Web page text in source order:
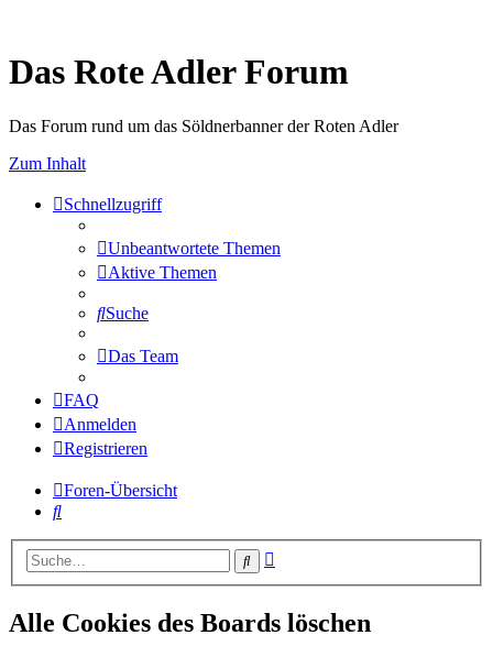
Das Rote Adler Forum
Das Forum rund um das Söldnerbanner der Roten Adler
Zum Inhalt
Schnellzugriff
Unbeantwortete Themen
Aktive Themen
Suche
Das Team
FAQ
Anmelden
Registrieren
Foren-Übersicht
Suche
Suche
Alle Cookies des Boards löschen